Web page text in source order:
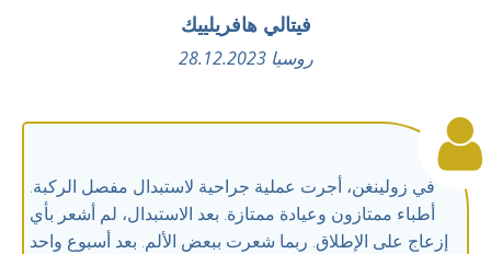
فيتالي هافريلييك
روسيا 28.12.2023
في زولينغن، أجرت عملية جراحية لاستبدال مفصل الركبة.
أطباء ممتازون وعيادة ممتازة. بعد الاستبدال، لم أشعر بأي
إزعاج على الإطلاق. ربما شعرت ببعض الألم. بعد أسبوع واحد